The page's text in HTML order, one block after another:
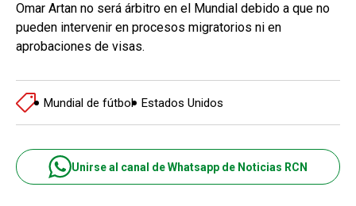
Omar Artan no será árbitro en el Mundial debido a que no
pueden intervenir en procesos migratorios ni en
aprobaciones de visas.
Mundial de fútbol Estados Unidos
Unirse al canal de Whatsapp de Noticias RCN